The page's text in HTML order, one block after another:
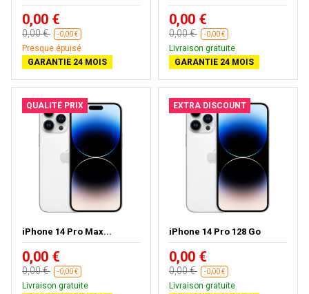
0,00 €
0,00 € -0,00 €
Presque épuisé
GARANTIE 24 MOIS
0,00 €
0,00 € -0,00 €
Livraison gratuite
GARANTIE 24 MOIS
QUALITÉ PRIX
iPhone 14 Pro Max...
0,00 €
0,00 € -0,00 €
Livraison gratuite
EXTRA DISCOUNT
iPhone 14 Pro 128 Go
0,00 €
0,00 € -0,00 €
Livraison gratuite